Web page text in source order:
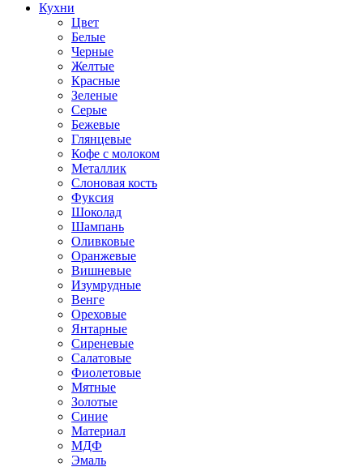
Кухни
Цвет
Белые
Черные
Желтые
Красные
Зеленые
Серые
Бежевые
Глянцевые
Кофе с молоком
Металлик
Слоновая кость
Фуксия
Шоколад
Шампань
Оливковые
Оранжевые
Вишневые
Изумрудные
Венге
Ореховые
Янтарные
Сиреневые
Салатовые
Фиолетовые
Мятные
Золотые
Синие
Материал
МДФ
Эмаль